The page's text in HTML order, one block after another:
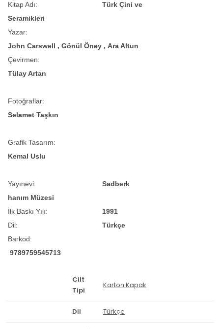
Kitap Adı:
Türk Çini ve
Seramikleri
Yazar:
John Carswell , Gönül Öney , Ara Altun
Çevirmen:
Tülay Artan
Fotoğraflar:
Selamet Taşkın
Grafik Tasarım:
Kemal Uslu
Yayınevi:
Sadberk
hanım Müzesi
İlk Baskı Yılı:
1991
Dil:
Türkçe
Barkod:
9789759545713
Cilt
Tipi
Karton Kapak
Dil Türkçe